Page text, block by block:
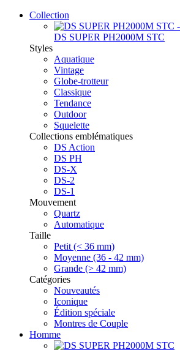
Collection
DS SUPER PH2000M STC
Styles
Aquatique
Vintage
Globe-trotteur
Classique
Tendance
Outdoor
Squelette
Collections emblématiques
DS Action
DS PH
DS-X
DS-2
DS-1
Mouvement
Quartz
Automatique
Taille
Petit (< 36 mm)
Moyenne (36 - 42 mm)
Grande (> 42 mm)
Catégories
Nouveautés
Iconique
Édition spéciale
Montres de Couple
Homme